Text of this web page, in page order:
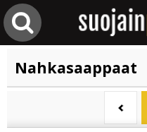
Nahkasaappaat